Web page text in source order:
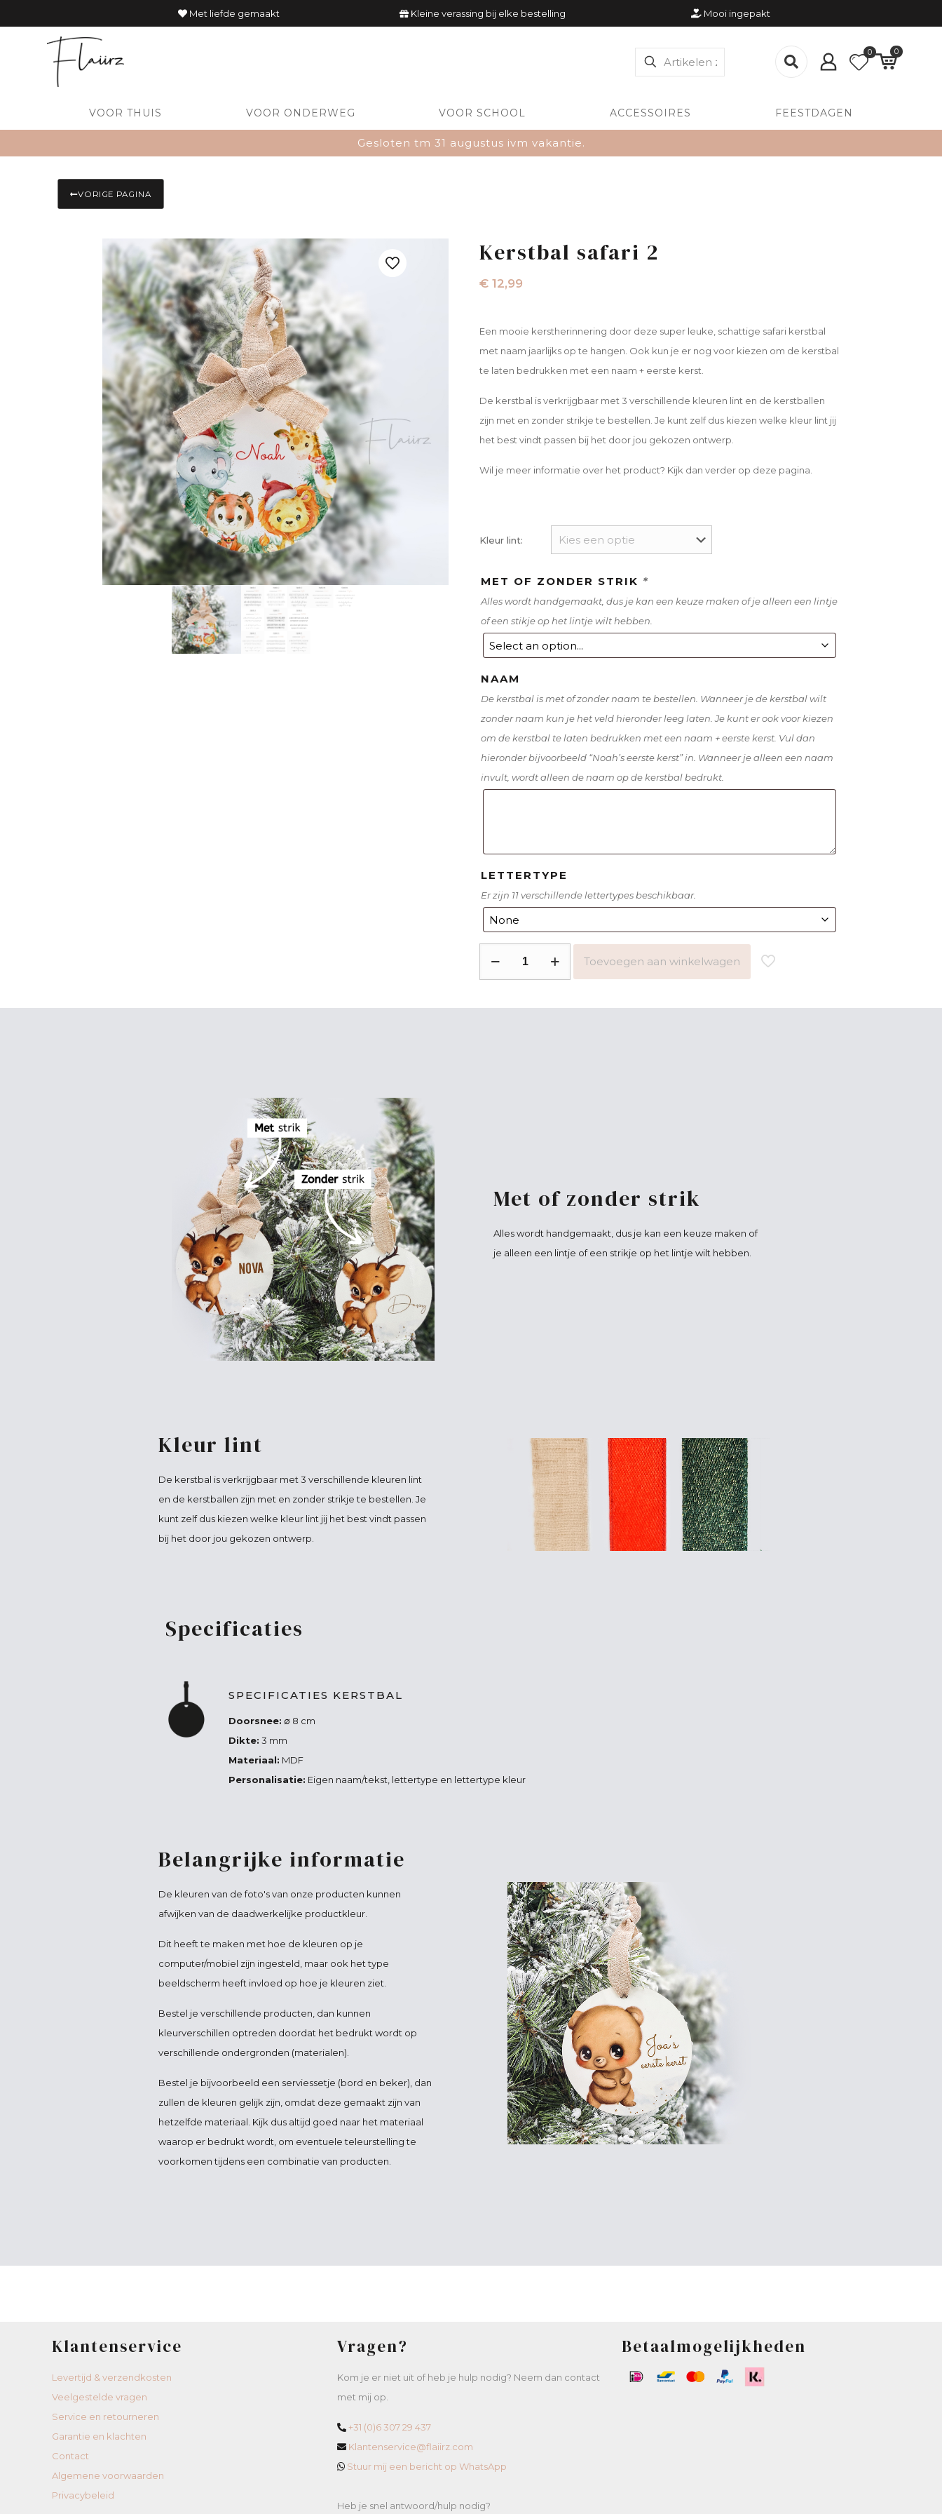
Met liefde gemaakt Kleine verassing bij elke bestelling Mooi ingepakt
0 0
VOOR THUIS VOOR ONDERWEG VOOR SCHOOL ACCESSOIRES FEESTDAGEN
Gesloten tm 31 augustus ivm vakantie.
VORIGE PAGINA
Kerstbal safari 2
€ 12,99
Een mooie kerstherinnering door deze super leuke, schattige safari kerstbal
met naam jaarlijks op te hangen. Ook kun je er nog voor kiezen om de kerstbal
te laten bedrukken met een naam + eerste kerst.
De kerstbal is verkrijgbaar met 3 verschillende kleuren lint en de kerstballen
zijn met en zonder strikje te bestellen. Je kunt zelf dus kiezen welke kleur lint jij
het best vindt passen bij het door jou gekozen ontwerp.
Wil je meer informatie over het product? Kijk dan verder op deze pagina.
Kleur lint:
MET OF ZONDER STRIK *
Alles wordt handgemaakt, dus je kan een keuze maken of je alleen een lintje
of een stikje op het lintje wilt hebben.
NAAM
De kerstbal is met of zonder naam te bestellen. Wanneer je de kerstbal wilt
zonder naam kun je het veld hieronder leeg laten. Je kunt er ook voor kiezen
om de kerstbal te laten bedrukken met een naam + eerste kerst. Vul dan
hieronder bijvoorbeeld “Noah’s eerste kerst” in. Wanneer je alleen een naam
invult, wordt alleen de naam op de kerstbal bedrukt.
LETTERTYPE
Er zijn 11 verschillende lettertypes beschikbaar.
aantal
Toevoegen aan winkelwagen
Met of zonder strik
Alles wordt handgemaakt, dus je kan een keuze maken of
je alleen een lintje of een strikje op het lintje wilt hebben.
Kleur lint
De kerstbal is verkrijgbaar met 3 verschillende kleuren lint
en de kerstballen zijn met en zonder strikje te bestellen. Je
kunt zelf dus kiezen welke kleur lint jij het best vindt passen
bij het door jou gekozen ontwerp.
Specificaties
SPECIFICATIES KERSTBAL
Doorsnee: ∅ 8 cm
Dikte: 3 mm
Materiaal: MDF
Personalisatie: Eigen naam/tekst, lettertype en lettertype kleur
Belangrijke informatie
De kleuren van de foto's van onze producten kunnen
afwijken van de daadwerkelijke productkleur.
Dit heeft te maken met hoe de kleuren op je
computer/mobiel zijn ingesteld, maar ook het type
beeldscherm heeft invloed op hoe je kleuren ziet.
Bestel je verschillende producten, dan kunnen
kleurverschillen optreden doordat het bedrukt wordt op
verschillende ondergronden (materialen).
Bestel je bijvoorbeeld een serviessetje (bord en beker), dan
zullen de kleuren gelijk zijn, omdat deze gemaakt zijn van
hetzelfde materiaal. Kijk dus altijd goed naar het materiaal
waarop er bedrukt wordt, om eventuele teleurstelling te
voorkomen tijdens een combinatie van producten.
Klantenservice
Levertijd & verzendkosten
Veelgestelde vragen
Service en retourneren
Garantie en klachten
Contact
Algemene voorwaarden
Privacybeleid
Vragen?
Kom je er niet uit of heb je hulp nodig? Neem dan contact
met mij op.
+31 (0)6 307 29 437
Klantenservice@flaiirz.com
Stuur mij een bericht op WhatsApp
Heb je snel antwoord/hulp nodig?
Betaalmogelijkheden